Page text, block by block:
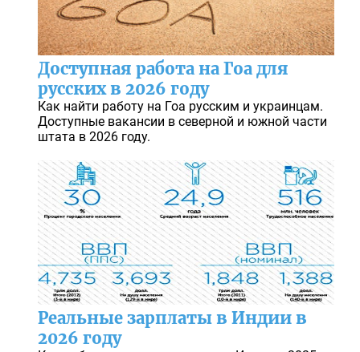
Доступная работа на Гоа для
русских в 2026 году
Как найти работу на Гоа русским и украинцам.
Доступные вакансии в северной и южной части
штата в 2026 году.
Реальные зарплаты в Индии в
2026 году